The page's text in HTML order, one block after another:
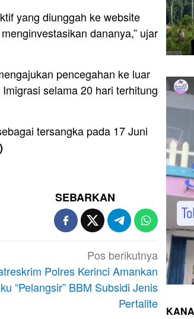
yang diunggah ke website
dananya,” ujar
pencegahan ke luar
selama 20 hari terhitung
tersangka pada 17 Juni
SEBARKAN
Pos berikutnya
Polres Kerinci Amankan
“Pelangsir” BBM Subsidi Jenis
Pertalite